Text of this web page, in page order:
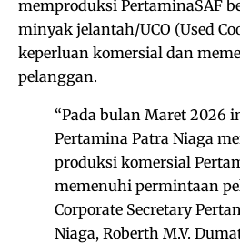
memproduksi PertaminaSAF
minyak jelantah/UCO (Used
keperluan komersial dan
pelanggan.
“Pada bulan Maret 2026
Pertamina Patra Niaga
produksi komersial
memenuhi permintaan
Corporate Secretary
Niaga, Roberth M.V.